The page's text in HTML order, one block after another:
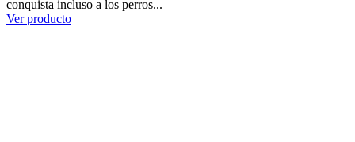
conquista incluso a los perros...
Ver producto